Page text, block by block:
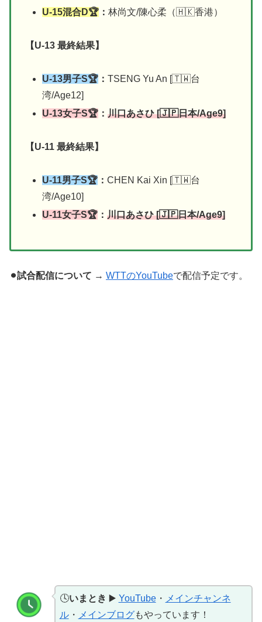
U-15混合D🏆 ：林尚文/陳心柔（🇭🇰香港）
【U-13 最終結果】
U-13男子S🏆 ：TSENG Yu An [🇹🇼台
湾/Age12]
U-13女子S🏆 ：川口あさひ [🇯🇵日本/Age9]
【U-11 最終結果】
U-11男子S🏆 ：CHEN Kai Xin [🇹🇼台
湾/Age10]
U-11女子S🏆 ：川口あさひ [🇯🇵日本/Age9]
⚫︎試合配信について → WTTのYouTubeで配信予定です。
🕓いまとき ▶️ YouTube・ メインチャンネ
ル・ メインブログもやっています！